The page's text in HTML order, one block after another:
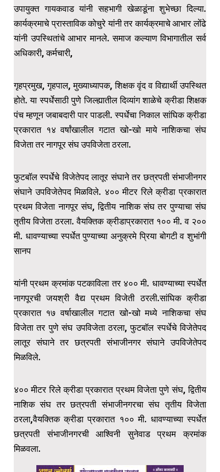
उपायुक्त गायकवाड यांनी सहभागी खेळाडूंना शुभेच्छा दिल्या.
कार्यक्रमाचे प्रास्ताविक कोचुरे यांनी तर कार्यक्रमाचे आभार लोंढे
यांनी उपस्थितांचे आभार मानले. समाज कल्याण विभागातील सर्व
अधिकारी, कर्मचारी,
गृहप्रमुख, गृहपाल, मुख्याध्यापक, शिक्षक वृंद व विद्यार्थी उपस्थित
होते. या स्पर्धेसाठी पुणे जिल्ह्यातील दिव्यांग शाळेचे क्रीडा शिक्षक
पंच म्हणून जबाबदारी पार पाडली. स्पर्धेचा निकाल सांघिक क्रीडा
प्रकारात १४ वर्षांखालील गटात खो-खो माये नाशिकचा संघ
विजेता तर नागपूर संघ उपविजेता ठरला.
फुटबॉल स्पर्धेचे विजेतेपद लातूर संघाने तर छत्रपती संभाजीनगर
संघाने उपविजेतेपद मिळविले. ४०० मीटर रिले क्रीडा प्रकारात
प्रथम विजेता नागपूर संघ, द्वितीय नाशिक संघ तर पुण्याचा संघ
तृतीय विजेता ठरला. वैयक्तिक क्रीडाप्रकारात १०० मी. व २००
मी. धावण्याच्या स्पर्धेत पुण्याच्या अनुक्रमे प्रिया बोगटी व शुभांगी
सानप
यांनी प्रथम क्रमांक पटकाविला तर ४०० मी. धावण्याच्या स्पर्धेत
नागपूरची जयश्री वैद्य प्रथम विजेती ठरली.सांघिक क्रीडा
प्रकारात १७ वर्षाखालील गटात खो-खो मध्ये नाशिकचा संघ
विजेता तर पुणे संघ उपविजेता ठरला, फुटबॉल स्पर्धेचे विजेतेपद
लातूर संघाने तर छत्रपती संभाजीनगर संघाने उपविजेतेपद
मिळविले.
४०० मीटर रिले क्रीडा प्रकारात प्रथम विजेता पुणे संघ, द्वितीय
नाशिक संघ तर छत्रपती संभाजीनगरचा संघ तृतीय विजेता
ठरला,वैयक्तिक क्रीडा प्रकारात १०० मी. धावण्याच्या स्पर्धेत
छत्रपती संभाजीनगरची आश्विनी सुनेवाड प्रथम क्रमांक
मिळवला.